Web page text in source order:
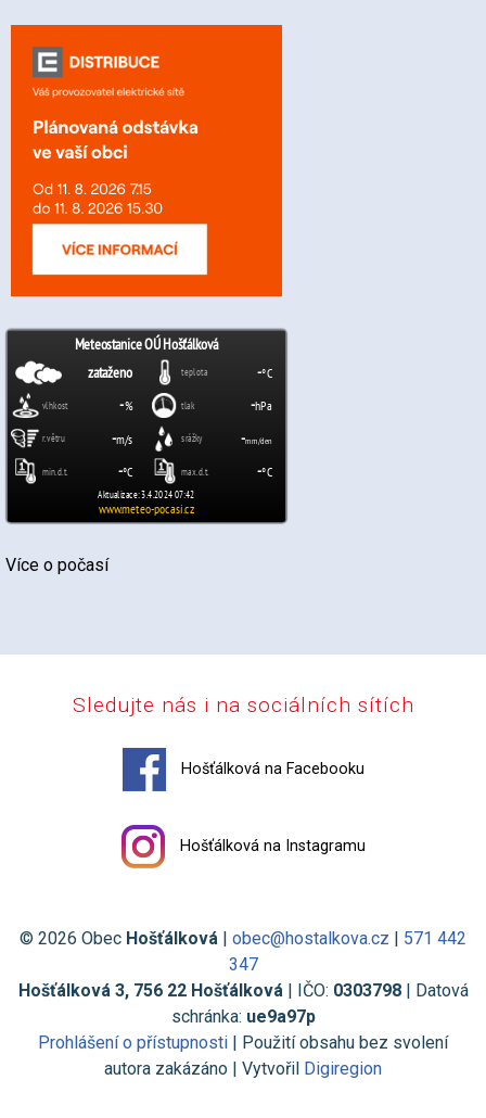
Více o počasí
Sledujte nás i na sociálních sítích
Hošťálková na Facebooku
Hošťálková na Instagramu
© 2026 Obec Hošťálková | obec@hostalkova.cz | 571 442
347
Hošťálková 3, 756 22 Hošťálková| IČO: 0303798| Datová
schránka: ue9a97p
Prohlášení o přístupnosti | Použití obsahu bez svolení
autora zakázáno | Vytvořil Digiregion